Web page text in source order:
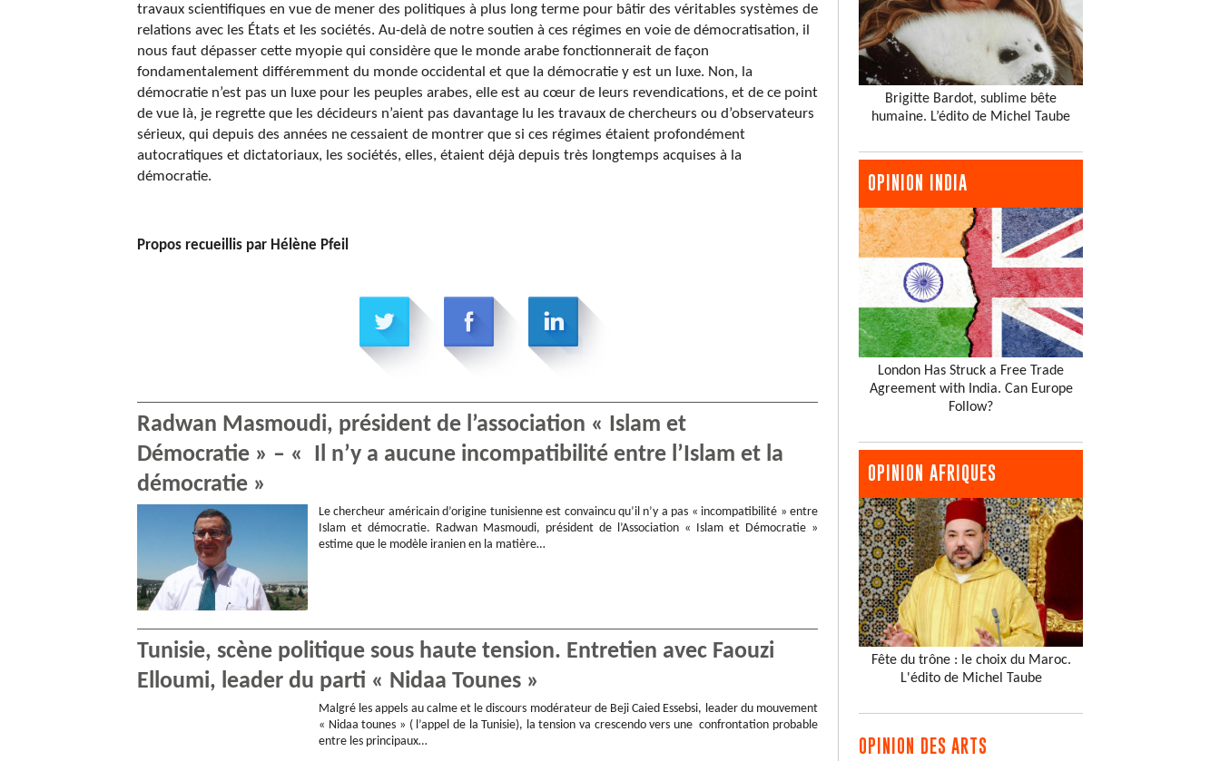
travaux scientifiques en vue de mener des politiques à plus long terme pour bâtir des véritables systèmes de
relations avec les États et les sociétés. Au-delà de notre soutien à ces régimes en voie de démocratisation, il
nous faut dépasser cette myopie qui considère que le monde arabe fonctionnerait de façon
fondamentalement différemment du monde occidental et que la démocratie y est un luxe. Non, la
démocratie n’est pas un luxe pour les peuples arabes, elle est au cœur de leurs revendications, et de ce point
de vue là, je regrette que les décideurs n’aient pas davantage lu les travaux de chercheurs ou d’observateurs
sérieux, qui depuis des années ne cessaient de montrer que si ces régimes étaient profondément
autocratiques et dictatoriaux, les sociétés, elles, étaient déjà depuis très longtemps acquises à la
démocratie.
Propos recueillis par Hélène Pfeil
Radwan Masmoudi, président de l’association « Islam et
Démocratie » – « Il n’y a aucune incompatibilité entre l’Islam et la
démocratie »
Le chercheur américain d’origine tunisienne est convaincu qu’il n’y a pas « incompatibilité » entre
Islam et démocratie. Radwan Masmoudi, président de l’Association « Islam et Démocratie »
estime que le modèle iranien en la matière…
Tunisie, scène politique sous haute tension. Entretien avec Faouzi
Elloumi, leader du parti « Nidaa Tounes »
Malgré les appels au calme et le discours modérateur de Beji Caied Essebsi, leader du mouvement
« Nidaa tounes » ( l’appel de la Tunisie), la tension va crescendo vers une confrontation probable
entre les principaux…
Brigitte Bardot, sublime bête
humaine. L’édito de Michel Taube
OPINION INDIA
London Has Struck a Free Trade
Agreement with India. Can Europe
Follow?
OPINION AFRIQUES
Fête du trône : le choix du Maroc.
L'édito de Michel Taube
OPINION DES ARTS